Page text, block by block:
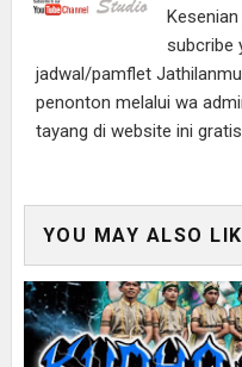
subcribe
jadwal/pamflet
penonton melalui wa
tayang di website ini
YOU MAY ALSO